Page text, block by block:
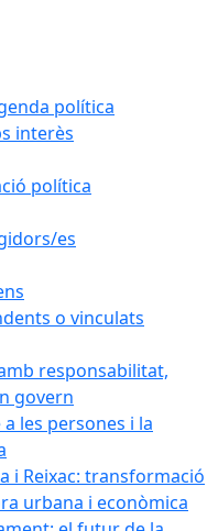
política
interès
política
es
o vinculats
responsabilitat,
govern
a les persones i la
i Reixac: transformació
urbana i econòmica